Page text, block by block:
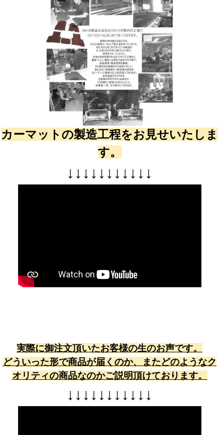
カーマットの製造工程をお見せいたしま
す。
↓ ↓ ↓ ↓ ↓ ↓ ↓ ↓ ↓ ↓ ↓
実際に御注文頂いたお客様の生のお声です。
どういった形で商品が届くのか、またどのようなク
オリティの商品なのかご説明頂けております。
↓ ↓ ↓ ↓ ↓ ↓ ↓ ↓ ↓ ↓ ↓